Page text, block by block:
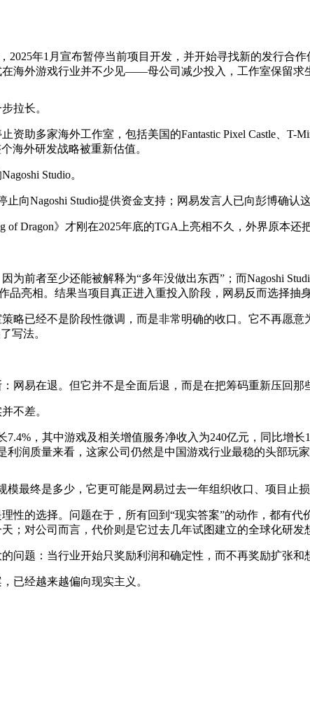
2025年1月宣布暂停当前项目开发，并开始寻找新的发行合
海外游戏行业并不少见——母公司减少投入，工作室保留求
拉长。
助多家海外工作室，包括美国的Fantastic Pixel Castle、T-
海外研发战略被重新估值。
Studio。
向Nagoshi Studio提供资金支持；网易发言人已向彭博确认
of Dragon》才刚在2025年底的TGA上亮相不久，外界原本
为前者至少还能被解释为“多年没做出东西”；而Nagoshi
品亮相。结果当项目真正进入重投入阶段，网易反而选择抽身
略已经不是阶段性微调，而是非常明确的收口。它不再愿
写法。
网易在退。但它并不是全面后退，而是在把筹码重新压回那
不差。
7.4%，其中游戏及相关增值服务净收入为240亿元，同比增
润质量来看，这家公司仍然是中国游戏行业最稳的头部玩家
模最终是多少，它更可能是网易过去一年组织收口、项目止
性的选择。问题在于，所有回到“现实答案”的动作，都有
；对公司而言，代价则是它过去几年试图建立的全球化研发
问题：当行业开始只奖励利润和确定性，而不再奖励扩张
已经越来越偏向现实主义。